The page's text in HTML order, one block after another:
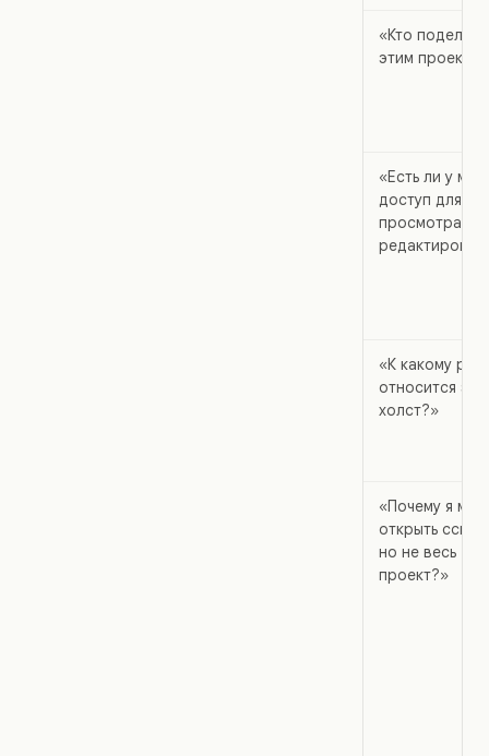
«Кто
этим
«Есть ли у
доступ для
просмотра
«К какому
относится
холст?»
«Почему я
открыть
но не весь
проект?»